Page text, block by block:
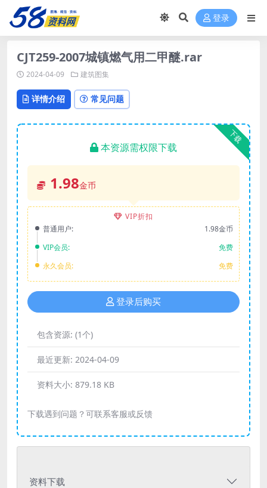
登录
CJT259-2007城镇燃气用二甲醚.rar
2024-04-09 建筑图集
详情介绍 常见问题
下载
本资源需权限下载
1.98金币
VIP折扣
普通用户:
1.98金币
VIP会员:
免费
永久会员:
免费
登录后购买
包含资源: (1个)
最近更新: 2024-04-09
资料大小: 879.18 KB
下载遇到问题？可联系客服或反馈
资料下载